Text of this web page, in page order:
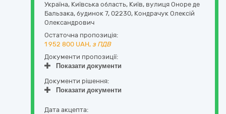
Україна, Київська область, Київ, вулиця Оноре де
Бальзака, будинок 7, 02230, Кондрачук Олексій
Олександрович
Остаточна пропозиція:
1 952 800 UAH, з ПДВ
Документи пропозиції:
Показати документи
Документи рішення:
Показати документи
Дата акцепта: